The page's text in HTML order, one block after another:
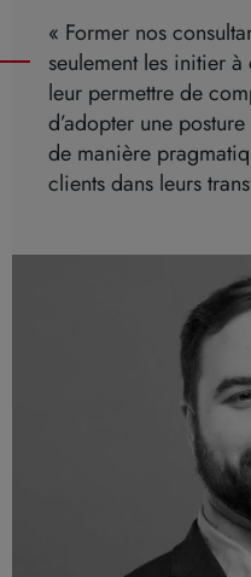
« Former nos
seulement les initier à
leur permettre de
d’adopter une
de manière
clients dans leurs